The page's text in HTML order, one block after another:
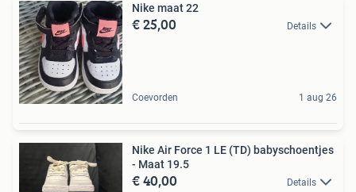
Nike maat 22
€ 25,00 Details
Coevorden 1 aug 26
Nike Air Force 1 LE (TD) babyschoentjes
- Maat 19.5
€ 40,00 Details